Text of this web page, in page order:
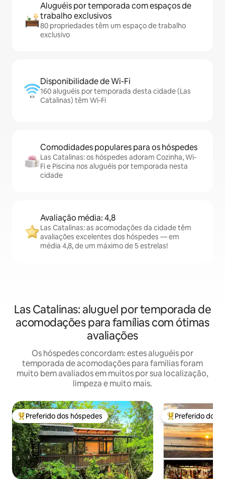
Aluguéis por temporada com espaços de
trabalho exclusivos
80 propriedades têm um espaço de trabalho
exclusivo
Disponibilidade de Wi-Fi
160 aluguéis por temporada desta cidade (Las
Catalinas) têm Wi-Fi
Comodidades populares para os hóspedes
Las Catalinas: os hóspedes adoram Cozinha, Wi-
Fi e Piscina nos aluguéis por temporada nesta
cidade
Avaliação média: 4,8
Las Catalinas: as acomodações da cidade têm
avaliações excelentes dos hóspedes — em
média 4,8, de um máximo de 5 estrelas!
Las Catalinas: aluguel por temporada de
acomodações para famílias com ótimas
avaliações
Os hóspedes concordam: estes aluguéis por
temporada de acomodações para famílias foram
muito bem avaliados em muitos por sua localização,
limpeza e muito mais.
Entre os melhores preferidos dos hóspedes
Preferido dos hóspedes Entre os
Preferido dos